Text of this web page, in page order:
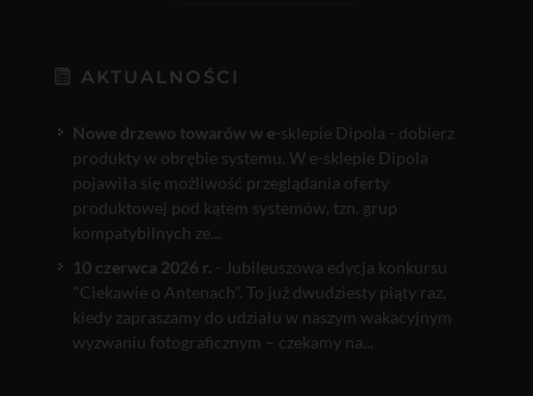
AKTUALNOŚCI
Nowe drzewo towarów w e-sklepie Dipola - dobierz
produkty w obrębie systemu. W e-sklepie Dipola
pojawiła się możliwość przeglądania oferty
produktowej pod kątem systemów, tzn. grup
kompatybilnych ze...
10 czerwca 2026 r. - Jubileuszowa edycja konkursu
"Ciekawie o Antenach". To już dwudziesty piąty raz,
kiedy zapraszamy do udziału w naszym wakacyjnym
wyzwaniu fotograficznym – czekamy na...